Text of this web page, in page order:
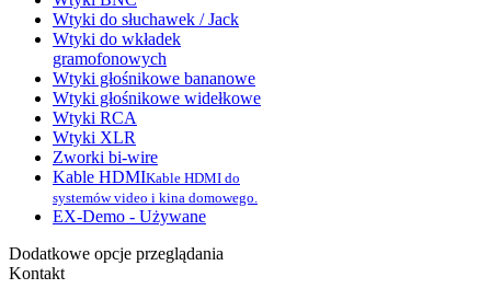
Wtyki do słuchawek / Jack
Wtyki do wkładek
gramofonowych
Wtyki głośnikowe bananowe
Wtyki głośnikowe widełkowe
Wtyki RCA
Wtyki XLR
Zworki bi-wire
Kable HDMIKable HDMI do
systemów video i kina domowego.
EX-Demo - Używane
Dodatkowe opcje przeglądania
Kontakt